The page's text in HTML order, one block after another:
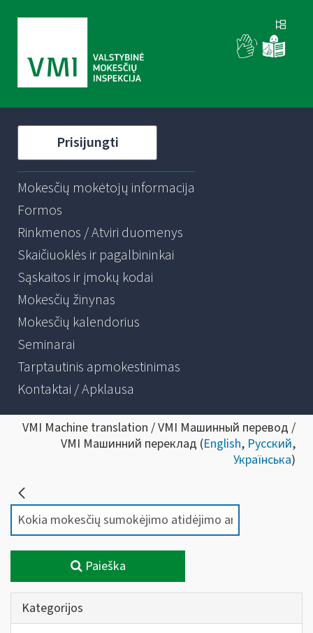
Prisijungti
Mokesčių mokėtojų informacija
Formos
Rinkmenos / Atviri duomenys
Skaičiuoklės ir pagalbininkai
Sąskaitos ir įmokų kodai
Mokesčių žinynas
Mokesčių kalendorius
Seminarai
Tarptautinis apmokestinimas
Kontaktai / Apklausa
VMI Machine translation / VMI Машинный перевод /
VMI Машинний переклад (English, Русский,
Українська)
Paieška
Kategorijos